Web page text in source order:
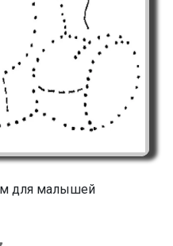
для малышей